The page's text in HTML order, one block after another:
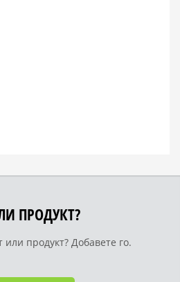
ПРОДУКТ?
продукт? Добавете го.